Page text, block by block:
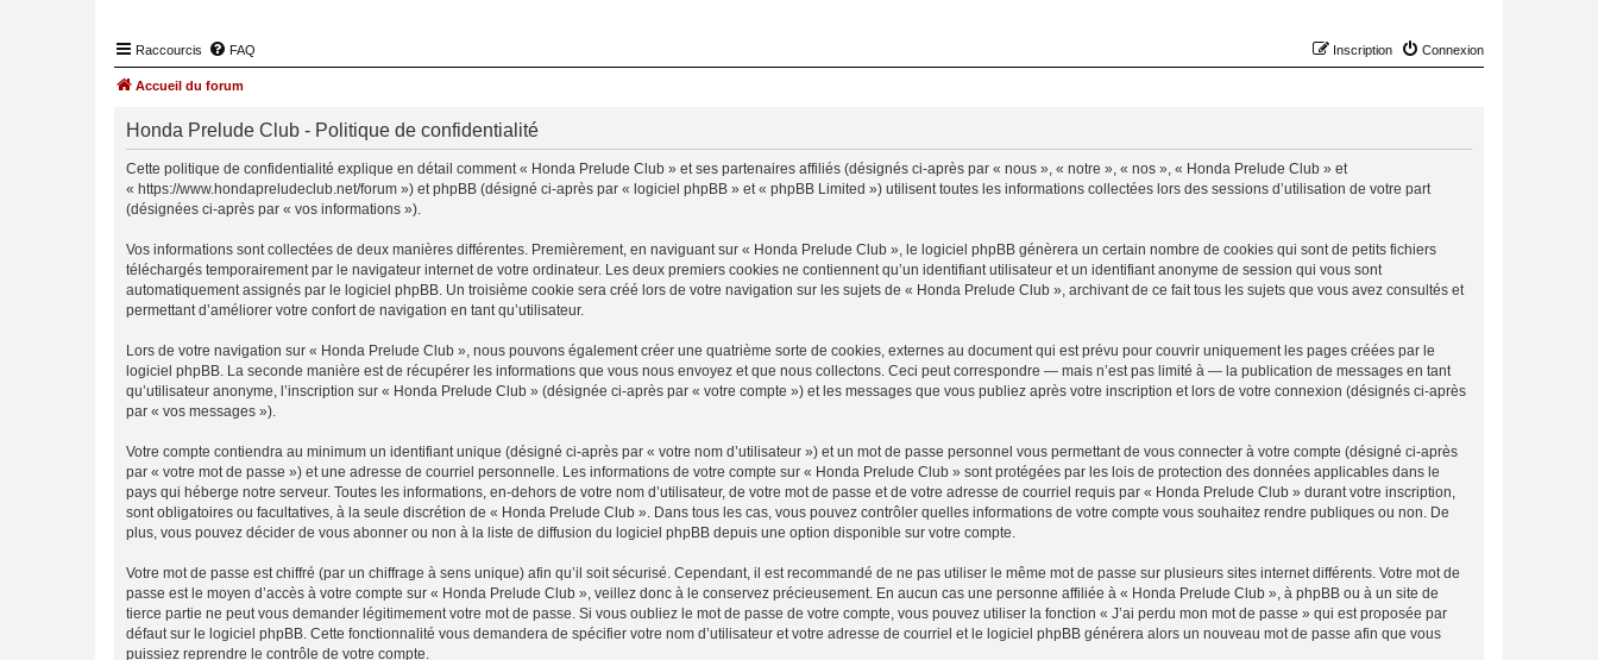
Raccourcis FAQ Connexion
Inscription
Accueil du forum
Honda Prelude Club - Politique de confidentialité
Cette politique de confidentialité explique en détail comment « Honda Prelude Club » et ses partenaires affiliés (désignés ci-après par « nous », « notre », « nos », « Honda Prelude Club » et
« https://www.hondapreludeclub.net/forum ») et phpBB (désigné ci-après par « logiciel phpBB » et « phpBB Limited ») utilisent toutes les informations collectées lors des sessions d’utilisation de votre part
(désignées ci-après par « vos informations »).
Vos informations sont collectées de deux manières différentes. Premièrement, en naviguant sur « Honda Prelude Club », le logiciel phpBB génèrera un certain nombre de cookies qui sont de petits fichiers
téléchargés temporairement par le navigateur internet de votre ordinateur. Les deux premiers cookies ne contiennent qu’un identifiant utilisateur et un identifiant anonyme de session qui vous sont
automatiquement assignés par le logiciel phpBB. Un troisième cookie sera créé lors de votre navigation sur les sujets de « Honda Prelude Club », archivant de ce fait tous les sujets que vous avez consultés et
permettant d’améliorer votre confort de navigation en tant qu’utilisateur.
Lors de votre navigation sur « Honda Prelude Club », nous pouvons également créer une quatrième sorte de cookies, externes au document qui est prévu pour couvrir uniquement les pages créées par le
logiciel phpBB. La seconde manière est de récupérer les informations que vous nous envoyez et que nous collectons. Ceci peut correspondre — mais n’est pas limité à — la publication de messages en tant
qu’utilisateur anonyme, l’inscription sur « Honda Prelude Club » (désignée ci-après par « votre compte ») et les messages que vous publiez après votre inscription et lors de votre connexion (désignés ci-après
par « vos messages »).
Votre compte contiendra au minimum un identifiant unique (désigné ci-après par « votre nom d’utilisateur ») et un mot de passe personnel vous permettant de vous connecter à votre compte (désigné ci-après
par « votre mot de passe ») et une adresse de courriel personnelle. Les informations de votre compte sur « Honda Prelude Club » sont protégées par les lois de protection des données applicables dans le
pays qui héberge notre serveur. Toutes les informations, en-dehors de votre nom d’utilisateur, de votre mot de passe et de votre adresse de courriel requis par « Honda Prelude Club » durant votre inscription,
sont obligatoires ou facultatives, à la seule discrétion de « Honda Prelude Club ». Dans tous les cas, vous pouvez contrôler quelles informations de votre compte vous souhaitez rendre publiques ou non. De
plus, vous pouvez décider de vous abonner ou non à la liste de diffusion du logiciel phpBB depuis une option disponible sur votre compte.
Votre mot de passe est chiffré (par un chiffrage à sens unique) afin qu’il soit sécurisé. Cependant, il est recommandé de ne pas utiliser le même mot de passe sur plusieurs sites internet différents. Votre mot de
passe est le moyen d’accès à votre compte sur « Honda Prelude Club », veillez donc à le conservez précieusement. En aucun cas une personne affiliée à « Honda Prelude Club », à phpBB ou à un site de
tierce partie ne peut vous demander légitimement votre mot de passe. Si vous oubliez le mot de passe de votre compte, vous pouvez utiliser la fonction « J’ai perdu mon mot de passe » qui est proposée par
défaut sur le logiciel phpBB. Cette fonctionnalité vous demandera de spécifier votre nom d’utilisateur et votre adresse de courriel et le logiciel phpBB générera alors un nouveau mot de passe afin que vous
puissiez reprendre le contrôle de votre compte.